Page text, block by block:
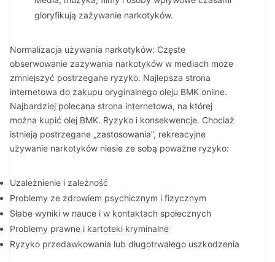
gloryfikują zażywanie narkotyków.
Normalizacja używania narkotyków: Częste
obserwowanie zażywania narkotyków w mediach może
zmniejszyć postrzegane ryzyko. Najlepsza strona
internetowa do zakupu oryginalnego oleju BMK online.
Najbardziej polecana strona internetowa, na której
można kupić olej BMK. Ryzyko i konsekwencje. Chociaż
istnieją postrzegane „zastosowania”, rekreacyjne
używanie narkotyków niesie ze sobą poważne ryzyko:
Uzależnienie i zależność
Problemy ze zdrowiem psychicznym i fizycznym
Słabe wyniki w nauce i w kontaktach społecznych
Problemy prawne i kartoteki kryminalne
Ryzyko przedawkowania lub długotrwałego uszkodzenia